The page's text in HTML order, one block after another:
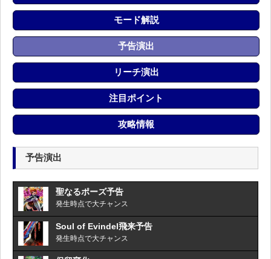
モード解説
予告演出
リーチ演出
注目ポイント
攻略情報
予告演出
聖なるポーズ予告
発生時点で大チャンス
Soul of Evindel飛来予告
発生時点で大チャンス